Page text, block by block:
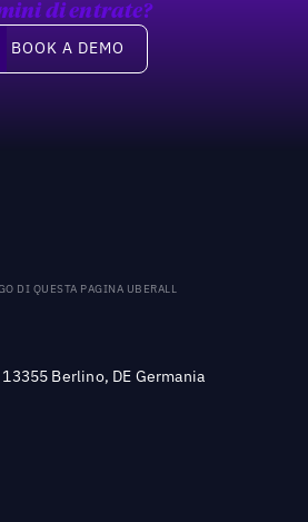
di entrate?
a demo
BOOK A DEMO
DI QUESTA PAGINA UBERALL
Berlino, DE Germania